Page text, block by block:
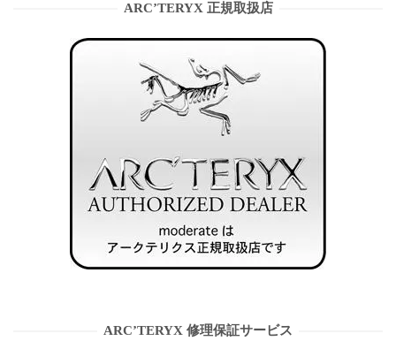
ARC’TERYX 正規取扱店
ARC’TERYX 修理保証サービス